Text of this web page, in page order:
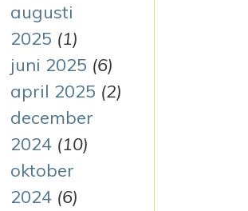
augusti
2025 (1)
juni 2025 (6)
april 2025 (2)
december
2024(10)
oktober
2024(6)